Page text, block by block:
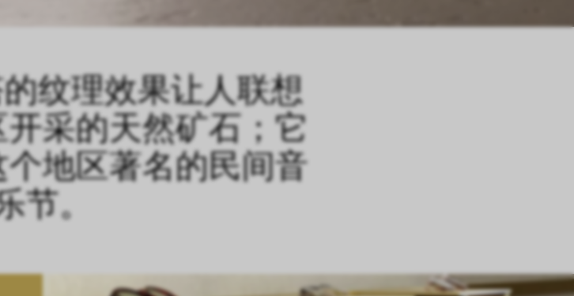
纹理效果让人联想
采的天然矿石；它
地区著名的民间音
节。